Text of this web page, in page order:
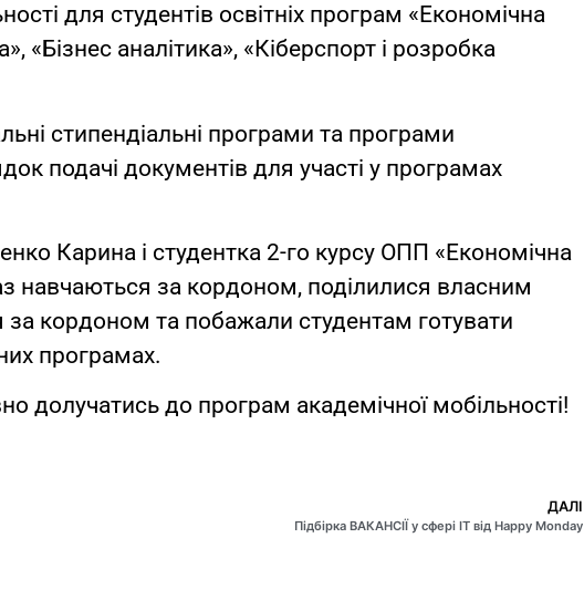
для студентів освітніх програм «Економічна
«Бізнес аналітика», «Кіберспорт і розробка
стипендіальні програми та програми
подачі документів для участі у програмах
Карина і студентка 2-го курсу ОПП «Економічна
навчаються за кордоном, поділилися власним
за кордоном та побажали студентам готувати
програмах.
долучатись до програм академічної мобільності!
ДАЛІ
Підбірка ВАКАНСІЇ у сфері IT від Happy Monday